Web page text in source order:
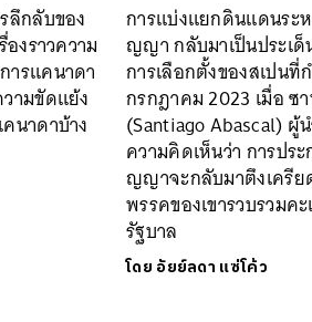
ลึกลับของ
งราวความ
ารแคนาดา
ามขัดแย้ง
นาดาบ้าง
การแบ่งแยกดินแดนระ
ญญา กลับมาเป็นประเ
การเลือกตั้งของสเปนที่
กรกฎาคม 2023 เมื่อ ซ
(Santiago Abascal) ผู้
ความคิดเห็นว่า การปร
ญญาจะกลับมาตึงเครีย
พรรคของเขารวบรวม
รัฐบาล
โดย อัยย์ลดา แซ่โค้ว
ค้นหา
SHARE